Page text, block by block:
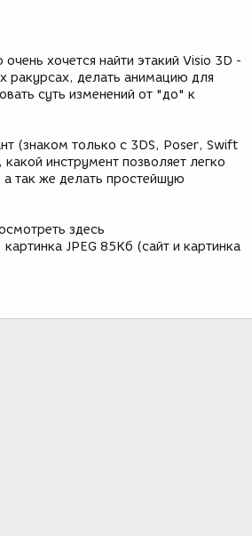
хочется найти этакий Visio 3D -
ракурсах, делать анимацию для
суть изменений от "до" к
(знаком только с 3DS, Poser, Swift
инструмент позволяет легко
так же делать простейшую
здесь
JPEG 85Кб (сайт и картинка